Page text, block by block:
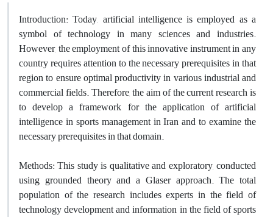
Introduction: Today, artificial intelligence is employed as a
symbol of technology in many sciences and industries.
However, the employment of this innovative instrument in any
country requires attention to the necessary prerequisites in that
region to ensure optimal productivity in various industrial and
commercial fields. Therefore, the aim of the current research is
to develop a framework for the application of artificial
intelligence in sports management in Iran and to examine the
necessary prerequisites in that domain.
Methods: This study is qualitative and exploratory, conducted
using grounded theory and a Glaser approach. The total
population of the research includes experts in the field of
technology development and information in the field of sports